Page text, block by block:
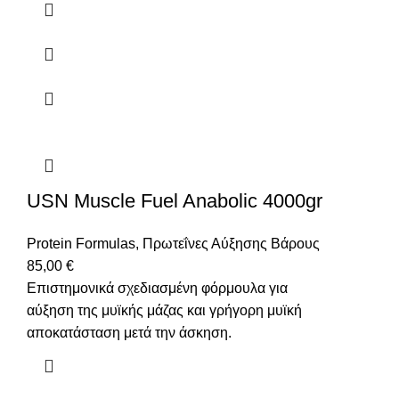
USN Muscle Fuel Anabolic 4000gr
Protein Formulas, Πρωτεΐνες Αύξησης Βάρους
85,00 €
Επιστημονικά σχεδιασμένη φόρμουλα για
αύξηση της μυϊκής μάζας και γρήγορη μυϊκή
αποκατάσταση μετά την άσκηση.